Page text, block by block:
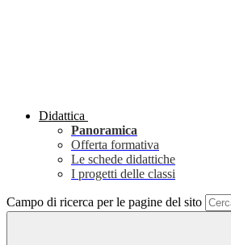
Didattica
Panoramica
Offerta formativa
Le schede didattiche
I progetti delle classi
Campo di ricerca per le pagine del sito